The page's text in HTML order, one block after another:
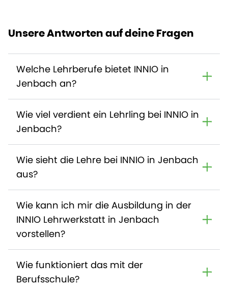
Unsere Antworten auf deine Fragen
Welche Lehrberufe bietet INNIO in
Jenbach an?
Wie viel verdient ein Lehrling bei INNIO in
Jenbach?
Wie sieht die Lehre bei INNIO in Jenbach
aus?
Wie kann ich mir die Ausbildung in der
INNIO Lehrwerkstatt in Jenbach
vorstellen?
Wie funktioniert das mit der
Berufsschule?